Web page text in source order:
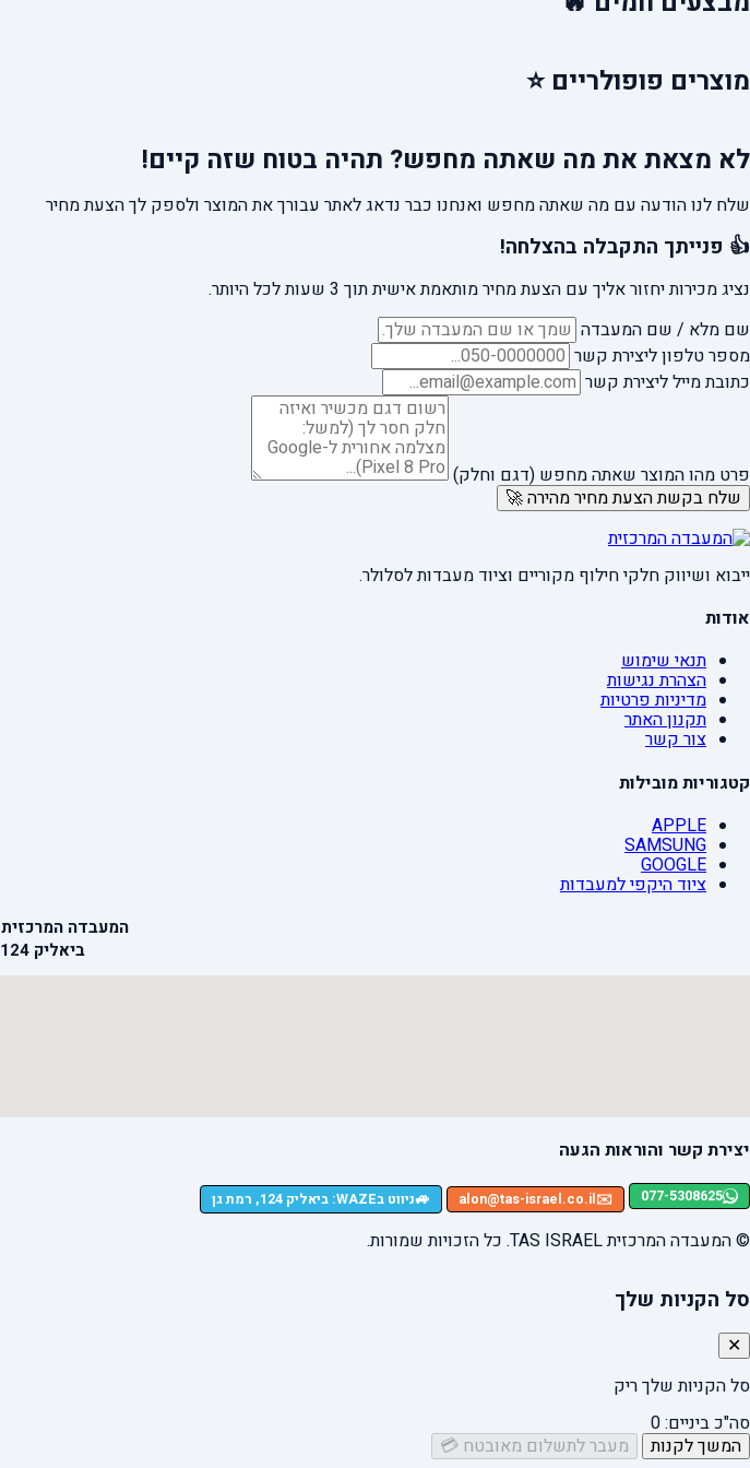
מוצרים פופולריים ⭐
לא מצאת את מה שאתה מחפש? תהיה בטוח שזה קיים!
שלח לנו הודעה עם מה שאתה מחפש ואנחנו כבר נדאג לאתר עבורך את המוצר ולספק לך הצעת מחיר
👍 פנייתך התקבלה בהצלחה!
נציג מכירות יחזור אליך עם הצעת מחיר מותאמת אישית תוך 3 שעות לכל היותר.
שם מלא / שם המעבדה
מספר טלפון ליצירת קשר
כתובת מייל ליצירת קשר
פרט מהו המוצר שאתה מחפש (דגם וחלק)
שלח בקשת הצעת מחיר מהירה 🚀
ייבוא ושיווק חלקי חילוף מקוריים וציוד מעבדות לסלולר.
אודות
תנאי שימוש
הצהרת נגישות
מדיניות פרטיות
תקנון האתר
צור קשר
קטגוריות מובילות
APPLE
SAMSUNG
GOOGLE
ציוד היקפי למעבדות
המעבדה המרכזית TAS ISRAEL
ביאליק 124 רמת גן
יצירת קשר והוראות הגעה
077-5308625
✉️
alon@tas-israel.co.il
🚙ניווט בWAZE: ביאליק 124, רמת גן
© המעבדה המרכזית TAS ISRAEL. כל הזכויות שמורות.
סל הקניות שלך
✕
סל הקניות שלך ריק
סה"כ ביניים:0
המשך לקנות
מעבר לתשלום מאובטח 💳